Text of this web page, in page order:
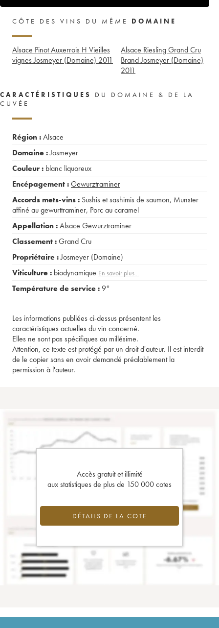
CÔTE DES VINS DU MÊME DOMAINE
Alsace Pinot Auxerrois H Vieilles
vignes Josmeyer (Domaine) 2011
Alsace Riesling Grand Cru
Brand Josmeyer (Domaine)
2011
CARACTÉRISTIQUES
DU DOMAINE & DE LA
CUVÉE
Région :Alsace
Domaine :Josmeyer
Couleur : blanc liquoreux
Encépagement :Gewurztraminer
Accords mets-vins : Sushis et sashimis de saumon, Munster
affiné au gewurttraminer, Porc au caramel
Appellation :Alsace Gewurztraminer
Classement :Grand Cru
Propriétaire :Josmeyer (Domaine)
Viticulture : biodynamique En savoir plus...
Température de service : 9°
Les informations publiées ci-dessus présentent les
caractéristiques actuelles du vin concerné.
Elles ne sont pas spécifiques au millésime.
Attention, ce texte est protégé par un droit d'auteur. Il est interdit
de le copier sans en avoir demandé préalablement la
permission à l'auteur.
Accès gratuit et illimité
aux statistiques de plus de 150 000 cotes
DÉTAILS DE LA COTE